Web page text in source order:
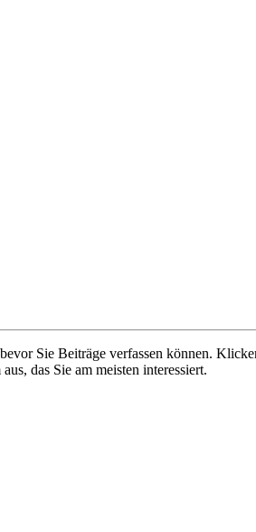
Sie Beiträge verfassen können.
das Sie am meisten interessiert.